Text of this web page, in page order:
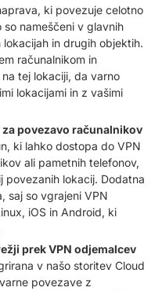
ki povezuje celotno
nameščeni v glavnih
in drugih objektih.
računalnikom in
tej lokaciji, da varno
lokacijami in z vašimi
povezavo računalnikov
ki lahko dostopa do VPN
ali pametnih telefonov,
povezanih lokacij. Dodatna
saj so vgrajeni VPN
iOS in Android, ki
prek VPN odjemalcev
v našo storitev Cloud
povezave z